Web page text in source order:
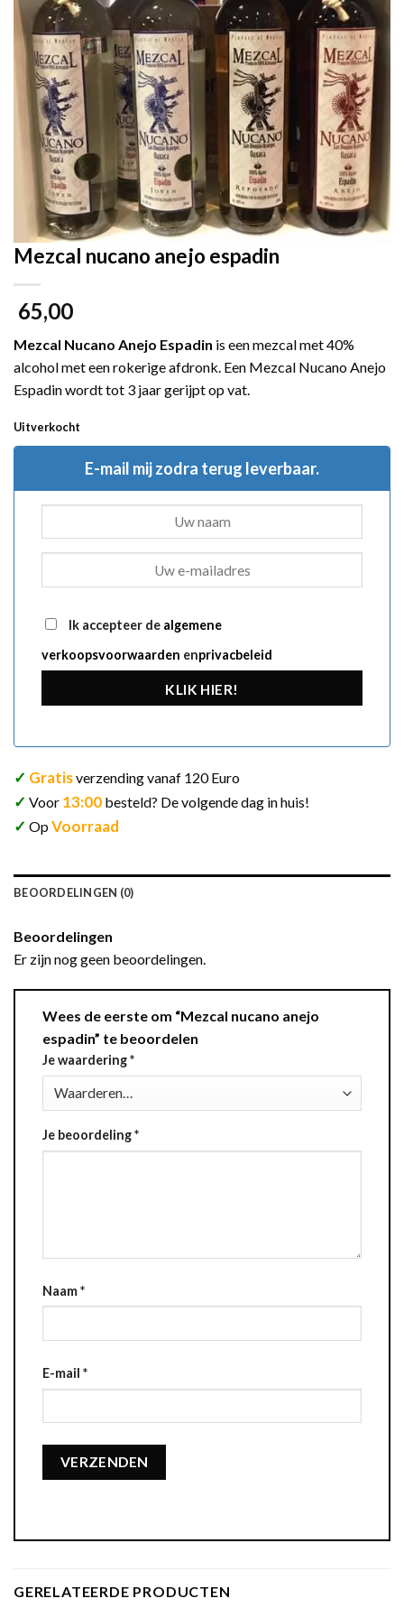
Mezcal nucano anejo espadin
65,00
Mezcal Nucano Anejo Espadin is een mezcal met 40%
alcohol met een rokerige afdronk. Een Mezcal Nucano Anejo
Espadin wordt tot 3 jaar gerijpt op vat.
Uitverkocht
E-mail mij zodra terug leverbaar.
Ik accepteer de algemene
verkoopsvoorwaarden enprivacbeleid
KLIK HIER!
✓ Gratisverzending vanaf 120 Euro
✓ Voor 13:00 besteld? De volgende dag in huis!
✓ OpVoorraad
BEOORDELINGEN (0)
Beoordelingen
Er zijn nog geen beoordelingen.
Wees de eerste om “Mezcal nucano anejo
espadin” te beoordelen
Je waardering*
Je beoordeling*
Naam*
E-mail *
GERELATEERDE PRODUCTEN